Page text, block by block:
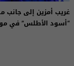
غريب أمزين إلى جانب
“أسود الأطلس” في